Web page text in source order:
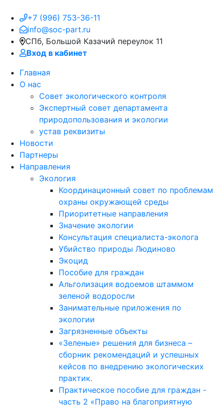
+7 (996) 753-36-11
info@soc-part.ru
СПб, Большой Казачий переулок 11
Вход в кабинет
Главная
О нас
Совет экологического контроля
Экспертный совет департамента
природопользования и экологии
устав реквизиты
Новости
Партнеры
Направления
Экология
Координационный совет по проблемам
охраны окружающей среды
Приоритетные направления
Значение экологии
Консультация специалиста-эколога
Убийство природы Людиново
Экоцид
Пособие для граждан
Альголизация водоемов штаммом
зеленой водоросли
Занимательные приложения по
экологии
Загрязненные объекты
«Зеленые» решения для бизнеса –
сборник рекомендаций и успешных
кейсов по внедрению экологических
практик.
Практическое пособие для граждан -
часть 2 «Право на благоприятную